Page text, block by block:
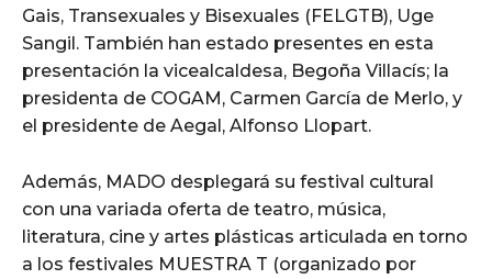
Gais, Transexuales y Bisexuales (FELGTB), Uge
Sangil. También han estado presentes en esta
presentación la vicealcaldesa, Begoña Villacís; la
presidenta de COGAM, Carmen García de Merlo, y
el presidente de Aegal, Alfonso Llopart.
Además, MADO desplegará su festival cultural
con una variada oferta de teatro, música,
literatura, cine y artes plásticas articulada en torno
a los festivales MUESTRA T (organizado por